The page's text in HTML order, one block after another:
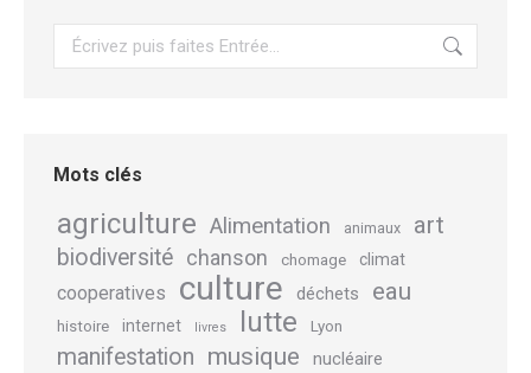
Recherche
Mots clés
agriculture Alimentation animaux art
biodiversité chanson chomage climat
cooperatives culture déchets eau
histoire internet livres lutte Lyon
manifestation musique
nucléaire